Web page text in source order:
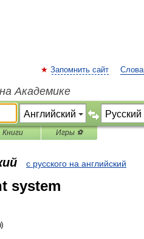
Запомнить сайт
Академике
Книги Игры ⚽
с русского на английский
system